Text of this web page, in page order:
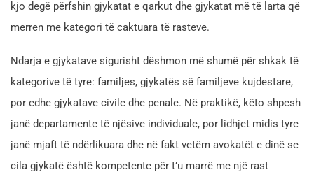
kjo degë përfshin gjykatat e qarkut dhe gjykatat më të larta që
merren me kategori të caktuara të rasteve.
Ndarja e gjykatave sigurisht dëshmon më shumë për shkak të
kategorive të tyre: familjes, gjykatës së familjeve kujdestare,
por edhe gjykatave civile dhe penale. Në praktikë, këto shpesh
janë departamente të njësive individuale, por lidhjet midis tyre
janë mjaft të ndërlikuara dhe në fakt vetëm avokatët e dinë se
cila gjykatë është kompetente për t’u marrë me një rast